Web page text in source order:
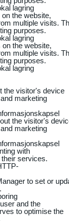
lagring
the website,
multiple visits.
purposes.
lagring
the website,
multiple visits.
purposes.
lagring
the visitor's device
marketing
the visitor's
marketing
with
services.
to set or
and the
to optimise the